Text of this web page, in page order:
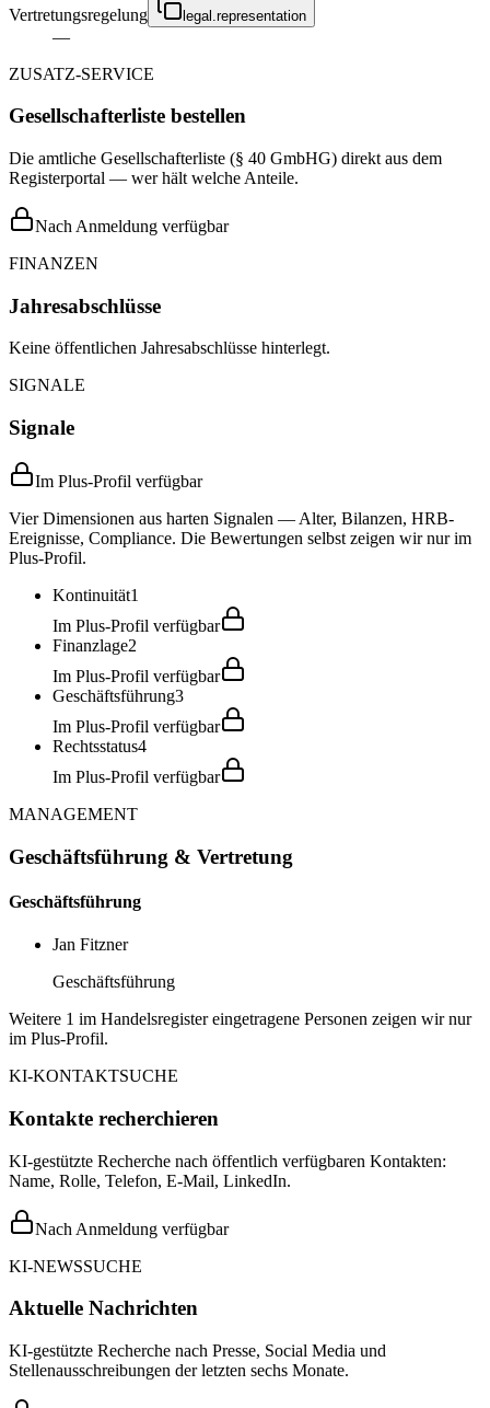
Vertretungsregelung legal.representation
—
ZUSATZ-SERVICE
Gesellschafterliste bestellen
Die amtliche Gesellschafterliste (§ 40 GmbHG) direkt aus dem
Registerportal — wer hält welche Anteile.
Nach Anmeldung verfügbar
FINANZEN
Jahresabschlüsse
Keine öffentlichen Jahresabschlüsse hinterlegt.
SIGNALE
Signale
Im Plus-Profil verfügbar
Vier Dimensionen aus harten Signalen — Alter, Bilanzen, HRB-
Ereignisse, Compliance. Die Bewertungen selbst zeigen wir nur im
Plus-Profil.
Kontinuität1
Im Plus-Profil verfügbar
Finanzlage2
Im Plus-Profil verfügbar
Geschäftsführung3
Im Plus-Profil verfügbar
Rechtsstatus4
Im Plus-Profil verfügbar
MANAGEMENT
Geschäftsführung & Vertretung
Geschäftsführung
Jan Fitzner
Geschäftsführung
Weitere 1 im Handelsregister eingetragene Personen zeigen wir nur
im Plus-Profil.
KI-KONTAKTSUCHE
Kontakte recherchieren
KI-gestützte Recherche nach öffentlich verfügbaren Kontakten:
Name, Rolle, Telefon, E-Mail, LinkedIn.
Nach Anmeldung verfügbar
KI-NEWSSUCHE
Aktuelle Nachrichten
KI-gestützte Recherche nach Presse, Social Media und
Stellenausschreibungen der letzten sechs Monate.